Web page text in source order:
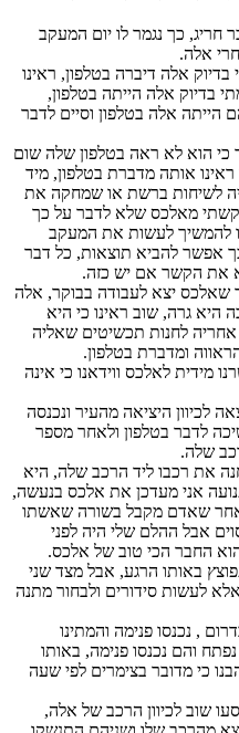
חריג, כך נגמר לו יום המעקב
אלה.
אלה דיברה בטלפון, ראינו
בדיוק אלה הייתה בטלפון,
אלה בטלפון וסיים לדבר
כי הוא לא ראה בטלפון שלה שום
אותה מדברת בטלפון, מיד
לשיחות ברשת או שמחקה את
מאלכס שלא לדבר על כך
להמשיך לעשות את המעקב
אפשר להביא תוצאות, כל דבר
את הקשר אם יש כזה.
שאלכס יצא לעבודה בבוקר, אלה
היא גרה, שוב ראינו כי היא
לחנות תכשיטים שאליה
ומדברת בטלפון.
מידית לאלכס ווידאנו כי אינה
לכיוון היציאה מהעיר ונכנסה
לדבר בטלפון ולאחר מספר
שלה.
את רכבו ליד הרכב שלה, היא
אני מעדכן את אלכס בנעשה,
שאדם מקבל בשורה שאשתו
אבל ההלם שלי היה לפני
החבר הכי טוב של אלכס.
באותו הרגע, אבל מצד שני
לעשות סידורים ולבחור מתנה
, נכנסו פנימה והמתינו
והם נכנסו פנימה, באותו
כי מדובר בצימרים לפי שעה
שוב לכיוון הרכב של אלה,